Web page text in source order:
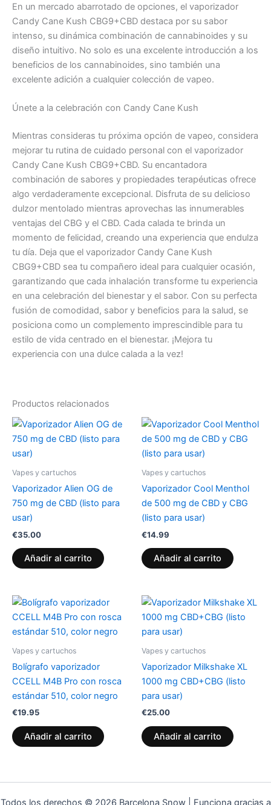
En un mercado abarrotado de opciones, el vaporizador
Candy Cane Kush CBG9+CBD destaca por su sabor
intenso, su dinámica combinación de cannabinoides y su
diseño intuitivo. No solo es una excelente introducción a los
beneficios de los cannabinoides, sino también una
excelente adición a cualquier colección de vapeo.
Únete a la celebración con Candy Cane Kush
Mientras consideras tu próxima opción de vapeo, considera
mejorar tu rutina de cuidado personal con el vaporizador
Candy Cane Kush CBG9+CBD. Su encantadora
combinación de sabores y propiedades terapéuticas ofrece
algo verdaderamente excepcional. Disfruta de su delicioso
dulzor mentolado mientras aprovechas las innumerables
ventajas del CBG y el CBD. Cada calada te brinda un
momento de felicidad, creando una experiencia que endulza
tu día. Deja que el vaporizador Candy Cane Kush
CBG9+CBD sea tu compañero ideal para cualquier ocasión,
garantizando que cada inhalación transforme tu experiencia
en una celebración del bienestar y el sabor. Con su perfecta
fusión de comodidad, sabor y beneficios para la salud, se
posiciona como un complemento imprescindible para tu
estilo de vida centrado en el bienestar. ¡Mejora tu
experiencia con una dulce calada a la vez!
Productos relacionados
Vapes y cartuchos
Vaporizador Alien OG de
750 mg de CBD (listo para
usar)
€35.00
Añadir al carrito
Vapes y cartuchos
Vaporizador Cool Menthol
de 500 mg de CBD y CBG
(listo para usar)
€14.99
Añadir al carrito
Vapes y cartuchos
Bolígrafo vaporizador
CCELL M4B Pro con rosca
estándar 510, color negro
€19.95
Añadir al carrito
Vapes y cartuchos
Vaporizador Milkshake XL
1000 mg CBD+CBG (listo
para usar)
€25.00
Añadir al carrito